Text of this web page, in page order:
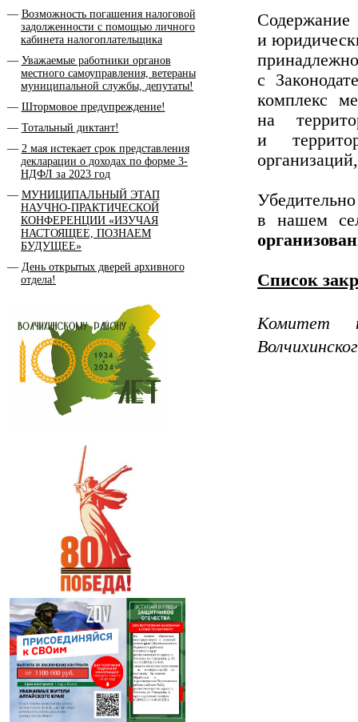
Возможность погашения налоговой
задолженности с помощью личного
кабинета налогоплательщика
Уважаемые работники органов
местного самоуправления, ветераны
муниципальной службы, депутаты!
Штормовое предупреждение!
Тотальный диктант!
2 мая истекает срок представления
декларации о доходах по форме 3-
НДФЛ за 2023 год
МУНИЦИПАЛЬНЫЙ ЭТАП
НАУЧНО-ПРАКТИЧЕСКОЙ
КОНФЕРЕНЦИИ «ИЗУЧАЯ
НАСТОЯЩЕЕ, ПОЗНАЕМ
БУДУЩЕЕ»
День открытых дверей архивного
отдела!
и
с
комплекс
на
и
в нашем
Список
Комитет